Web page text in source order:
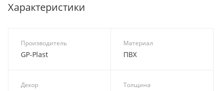
Характеристики
Производитель
GP-Plast
Материал
ПВХ
Декор Толщина